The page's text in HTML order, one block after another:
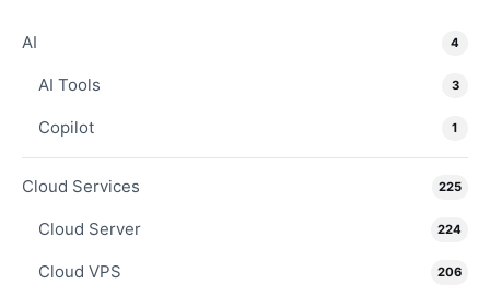
AI 4
AI Tools 3
Copilot 1
Cloud Services 225
Cloud Server 224
Cloud VPS 206